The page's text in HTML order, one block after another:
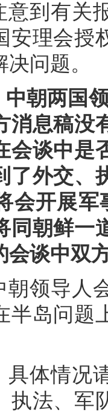
意到有关
安理会授
问题。
朝两国
消息稿没
会谈中是
了外交、
会开展
同朝鲜一
会谈中双
朝领导人
半岛问题
具体情况
执法、军